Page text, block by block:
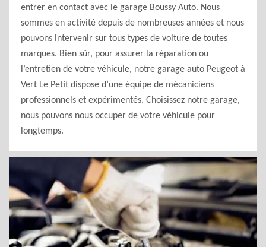
entrer en contact avec le garage Boussy Auto. Nous
sommes en activité depuis de nombreuses années et nous
pouvons intervenir sur tous types de voiture de toutes
marques. Bien sûr, pour assurer la réparation ou
l’entretien de votre véhicule, notre garage auto Peugeot à
Vert Le Petit dispose d’une équipe de mécaniciens
professionnels et expérimentés. Choisissez notre garage,
nous pouvons nous occuper de votre véhicule pour
longtemps.